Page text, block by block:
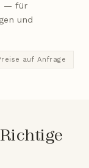
— für
und
auf Anfrage